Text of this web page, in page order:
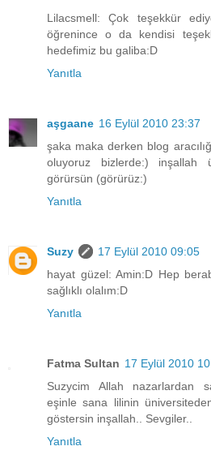
Lilacsmell: Çok teşekkür
öğrenince o da kendisi
hedefimiz bu galiba:D
Yanıtla
aşgaane 16 Eylül 2010 23:37
şaka maka derken blog
oluyoruz bizlerde:) inşallah
görürsün (görürüz:)
Yanıtla
Suzy
17 Eylül 2010 09:05
hayat güzel: Amin:D Hep
sağlıklı olalım:D
Yanıtla
Fatma Sultan 17 Eylül 2010
Suzycim Allah nazarlardan
eşinle sana lilinin
göstersin inşallah.. Sevgiler..
Yanıtla